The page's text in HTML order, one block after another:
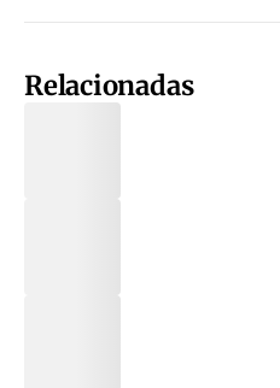
Relacionadas